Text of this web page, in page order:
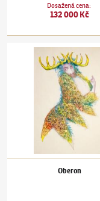
Dosažená cena:
132 000 Kč
Jiří Trnka(1912–1969)Oberon
Oberon